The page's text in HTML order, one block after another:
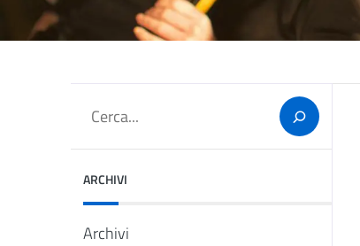
Cerca
ARCHIVI
Archivi